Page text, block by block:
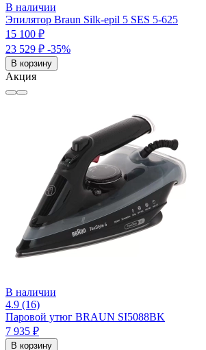
В наличии
Эпилятор Braun Silk-epil 5 SES 5-625
15 100 ₽
23 529 ₽ -35%
В корзину
Акция
В наличии
4.9 (16)
Паровой утюг BRAUN SI5088BK
7 935 ₽
В корзину